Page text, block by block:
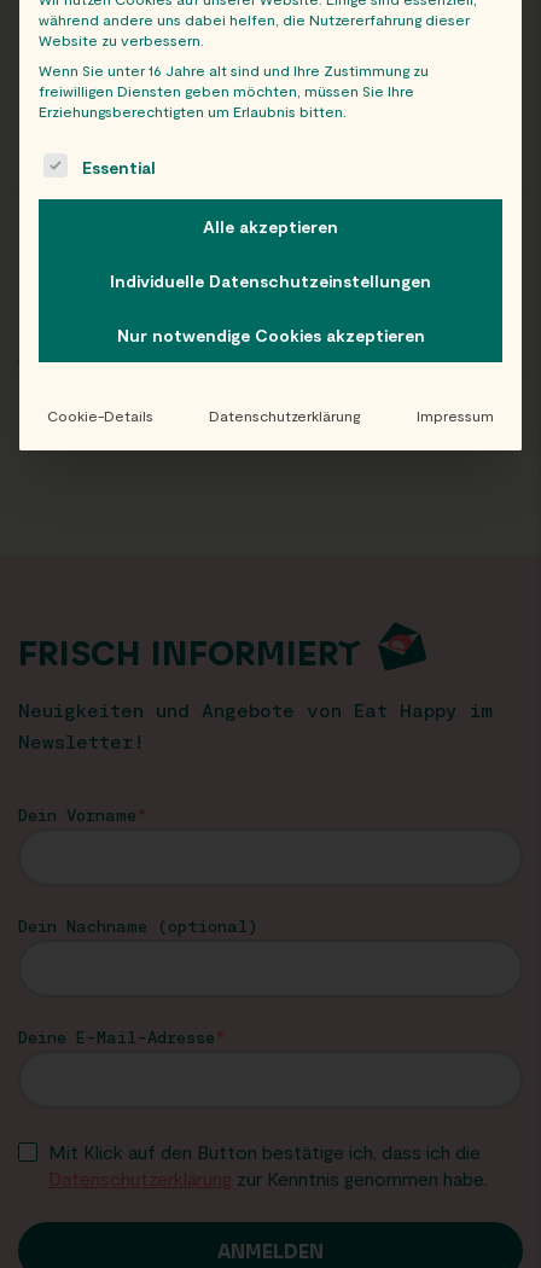
FILTERS:
ARCHIV
FRISCH INFORMIERT
Neuigkeiten und Angebote von Eat Happy im
Newsletter!
Dein Vorname
Dein Nachname (optional)
Deine E-Mail-Adresse
Mit Klick auf den Button bestätige ich, dass ich die
Datenschutzerklärung zur Kenntnis genommen habe.
während andere uns dabei helfen, die Nutzererfahrung dieser
Website zu verbessern.
Wenn Sie unter 16 Jahre alt sind und Ihre Zustimmung zu
freiwilligen Diensten geben möchten, müssen Sie Ihre
Erziehungsberechtigten um Erlaubnis bitten.
The following is a list of service groups for which consent
Essential
Alle akzeptieren
Individuelle Datenschutzeinstellungen
Nur notwendige Cookies akzeptieren
Cookie-Details Datenschutzerklärung Impressum